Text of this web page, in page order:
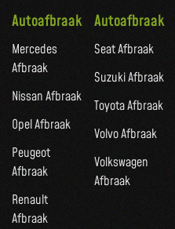
Autoafbraak
Mercedes
Afbraak
Nissan Afbraak
Opel Afbraak
Peugeot
Afbraak
Renault
Afbraak
Autoafbraak
Seat Afbraak
Suzuki Afbraak
Toyota Afbraak
Volvo Afbraak
Volkswagen
Afbraak